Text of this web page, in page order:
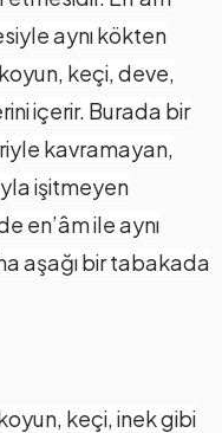
aynı kökten
keçi, deve,
içerir. Burada bir
kavramayan,
işitmeyen
en’âm ile aynı
aşağı bir tabakada
keçi, inek gibi